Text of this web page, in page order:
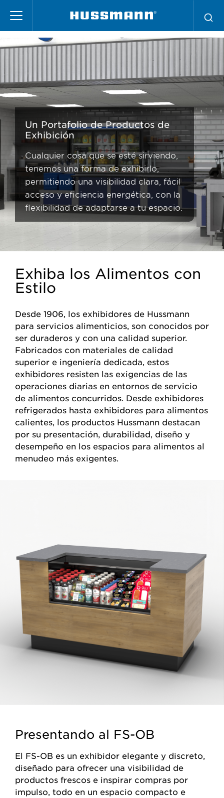
contenido
principal
Servicio de Alimentos
Un Portafolio de Productos de
Exhibición
Cualquier cosa que se esté sirviendo,
tenemos una forma de exhibirlo,
permitiendo una visibilidad clara, fácil
acceso y eficiencia energética, con la
flexibilidad de adaptarse a tu espacio.
Exhiba los Alimentos con
Estilo
Desde 1906, los exhibidores de Hussmann
para servicios alimenticios, son conocidos por
ser duraderos y con una calidad superior.
Fabricados con materiales de calidad
superior e ingeniería dedicada, estos
exhibidores resisten las exigencias de las
operaciones diarias en entornos de servicio
de alimentos concurridos. Desde exhibidores
refrigerados hasta exhibidores para alimentos
calientes, los productos Hussmann destacan
por su presentación, durabilidad, diseño y
desempeño en los espacios para alimentos al
menudeo más exigentes.
Presentando al FS-OB
El FS-OB es un exhibidor elegante y discreto,
diseñado para ofrecer una visibilidad de
productos frescos e inspirar compras por
impulso, todo en un espacio compacto e